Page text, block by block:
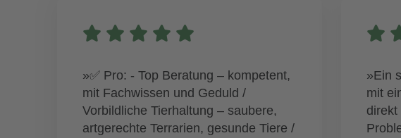
»✅ Pro: - Top Beratung – kompetent,
mit Fachwissen und Geduld /
Vorbildliche Tierhaltung – saubere,
artgerechte Terrarien, gesunde Tiere /
»Ein
mit
direkt